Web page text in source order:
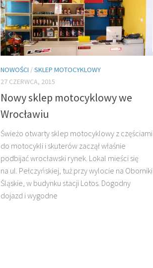
NOWOŚCI /SKLEP MOTOCYKLOWY
27 CZERWCA, 2015
Nowy sklep motocyklowy we
Wrocławiu
Świeżo otwarty sklep motocyklowy z częściami
do motocykli i skuterów zaczął właśnie
podbijać wrocławski rynek. Lokal mieści się
na ul. Pełczyńskiej, tuż przy wylocie na Oborniki
Śląskie, w budynku stacji Lotos. Dogodny
dojazd i wygodne